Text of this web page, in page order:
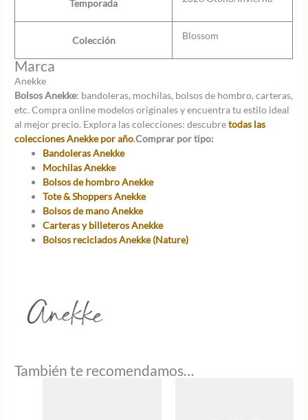
Temporada
Colección Blossom
Marca
Anekke
Bolsos Anekke: bandoleras, mochilas, bolsos de hombro, carteras,
etc. Compra online modelos originales y encuentra tu estilo ideal
al mejor precio. Explora las colecciones: descubretodas las
colecciones Anekke por año.Comprar por tipo:
Bandoleras Anekke
Mochilas Anekke
Bolsos de hombro Anekke
Tote & Shoppers Anekke
Bolsos de mano Anekke
Carteras y billeteros Anekke
Bolsos reciclados Anekke (Nature)
También te recomendamos…